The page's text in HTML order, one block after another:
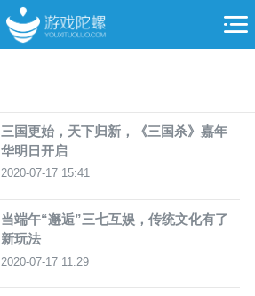
三国更始，天下归新，《三国杀》嘉年
华明日开启
2020-07-17 15:41
当端午“邂逅”三七互娱，传统文化有了
新玩法
2020-07-17 11:29